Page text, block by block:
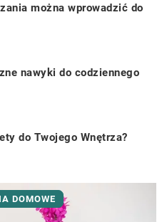
można wprowadzić do
nawyki do codziennego
do Twojego Wnętrza?
DOMOWE